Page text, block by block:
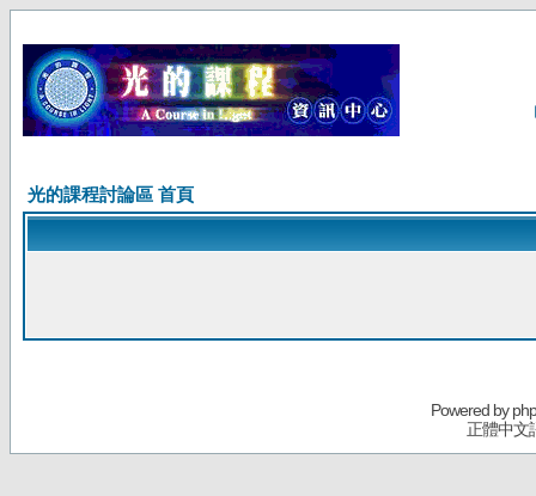
光的課程討論區 首頁
Powered by
正體中文